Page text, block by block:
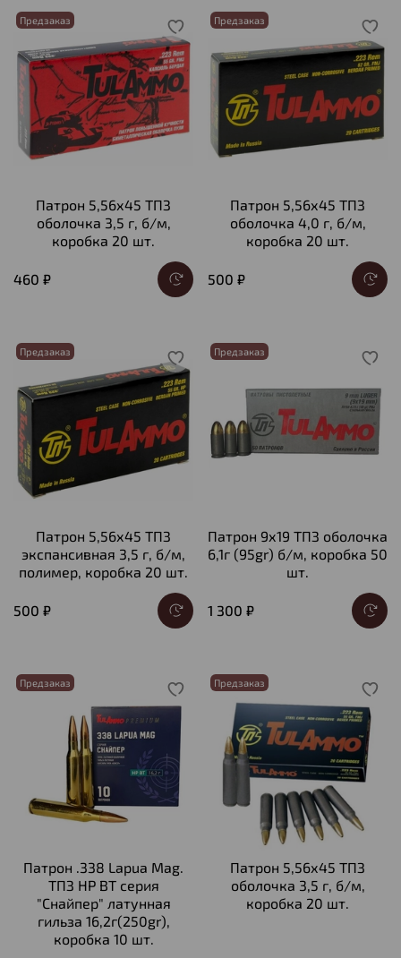
Предзаказ
Патрон 5,56х45 ТПЗ
оболочка 3,5 г, б/м,
коробка 20 шт.
460 ₽
Предзаказ
Патрон 5,56х45 ТПЗ
оболочка 4,0 г, б/м,
коробка 20 шт.
500 ₽
Предзаказ
Патрон 5,56х45 ТПЗ
экспансивная 3,5 г, б/м,
полимер, коробка 20 шт.
500 ₽
Предзаказ
Патрон 9х19 ТПЗ оболочка
6,1г (95gr) б/м, коробка 50
шт.
1 300 ₽
Предзаказ
Патрон .338 Lapua Mag.
ТПЗ HP BT серия
"Снайпер" латунная
гильза 16,2г(250gr),
коробка 10 шт.
Предзаказ
Патрон 5,56х45 ТПЗ
оболочка 3,5 г, б/м,
коробка 20 шт.